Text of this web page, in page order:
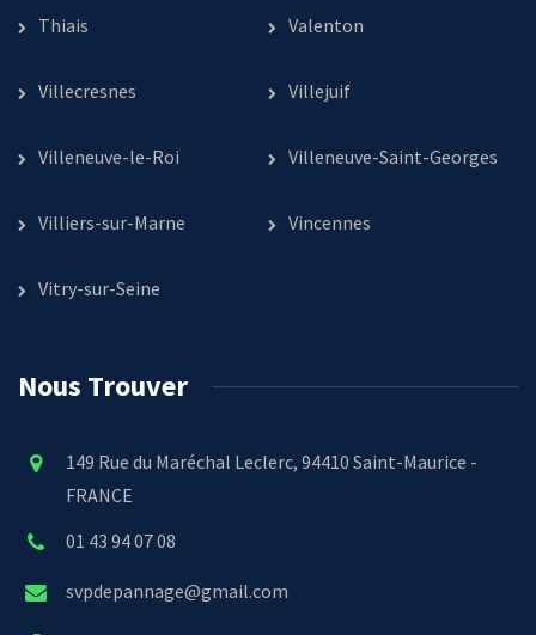
Thiais Valenton
Villecresnes Villejuif
Villeneuve-le-Roi Villeneuve-Saint-Georges
Villiers-sur-Marne Vincennes
Vitry-sur-Seine
Nous Trouver
149 Rue du Maréchal Leclerc, 94410 Saint-Maurice -
FRANCE
01 43 94 07 08
svpdepannage@gmail.com